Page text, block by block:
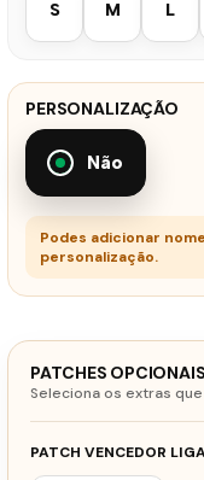
S M L
PERSONALIZAÇÃO
Não
Podes adicionar
personalização.
PATCHES OPCIONAIS
Seleciona os extras
PATCH VENCEDOR